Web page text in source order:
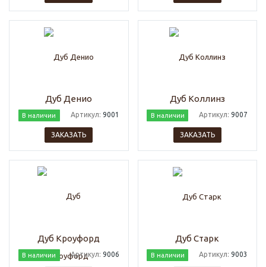
Дуб Денио
В наличии Артикул: 9001
ЗАКАЗАТЬ
Дуб Коллинз
В наличии Артикул:9007
ЗАКАЗАТЬ
Дуб Кроуфорд
В наличии Артикул: 9006
Дуб Старк
В наличии Артикул:9003